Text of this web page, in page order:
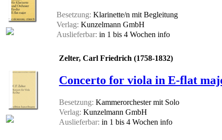
Besetzung: Klarinette/n mit Begleitung
Verlag: Kunzelmann GmbH
Auslieferbar: in 1 bis 4 Wochen info
Zelter, Carl Friedrich (1758-1832)
Concerto for viola in E-flat
Besetzung: Kammerorchester mit Solo
Verlag: Kunzelmann GmbH
Auslieferbar: in 1 bis 4 Wochen info